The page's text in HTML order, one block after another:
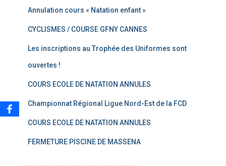
Annulation cours « Natation enfant »
CYCLISMES / COURSE GFNY CANNES
Les inscriptions au Trophée des Uniformes sont
ouvertes !
COURS ECOLE DE NATATION ANNULES
Championnat Régional Ligue Nord-Est de la FCD
COURS ECOLE DE NATATION ANNULES
FERMETURE PISCINE DE MASSENA